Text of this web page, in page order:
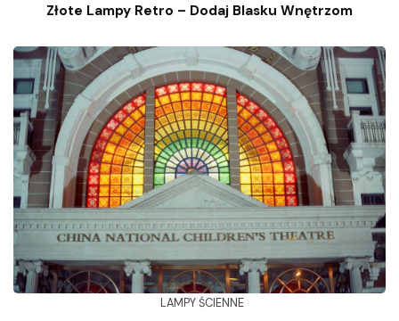
Złote Lampy Retro – Dodaj Blasku Wnętrzom
LAMPY ŚCIENNE